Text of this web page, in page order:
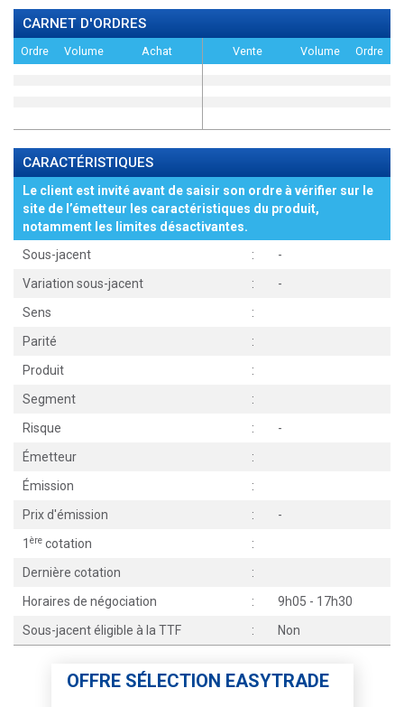
CARNET D'ORDRES
Ordre Volume Achat Vente Volume Ordre
CARACTÉRISTIQUES
Le client est invité avant de saisir son ordre à vérifier sur le
site de l’émetteur les caractéristiques du produit,
notamment les limites désactivantes.
Sous-jacent
:
-
Variation sous-jacent
:
-
Sens
:
Parité
:
Produit
:
Segment
:
Risque
:
-
Émetteur
:
Émission
:
Prix d'émission
:
-
1 ère cotation
:
Dernière cotation
:
Horaires de négociation
:
9h05 - 17h30
Sous-jacent éligible à la TTF
: Non
OFFRE SÉLECTION EASYTRADE